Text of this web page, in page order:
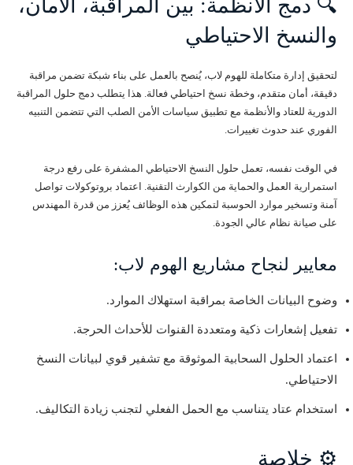
🔍 دمج الأنظمة: بين المراقبة، الأمان،
والنسخ الاحتياطي
لتحقيق إدارة متكاملة للهوم لاب، يُنصح بالعمل على بناء شبكة تضمن مراقبة
دقيقة، أمان متقدم، وخطة نسخ احتياطي فعالة. هذا يتطلب دمج حلول المراقبة
الدورية للعتاد والأنظمة مع تطبيق سياسات الأمن الصلب التي تتضمن التنبيه
الفوري عند حدوث تغييرات.
في الوقت نفسه، تعمل حلول النسخ الاحتياطي المشفرة على رفع درجة
استمرارية العمل والحماية من الكوارث التقنية. اعتماد بروتوكولات تواصل
آمنة وتسخير موارد الحوسبة لتمكين هذه الوظائف يُعزز من قدرة المهندس
على صيانة نظام عالي الجودة.
معايير لنجاح مشاريع الهوم لاب:
وضوح البيانات الخاصة بمراقبة استهلاك الموارد.
تفعيل إشعارات ذكية ومتعددة القنوات للأحداث الحرجة.
اعتماد الحلول السحابية الموثوقة مع تشفير قوي لبيانات النسخ
الاحتياطي.
استخدام عتاد يتناسب مع الحمل الفعلي لتجنب زيادة التكاليف.
⚙️ خلاصة